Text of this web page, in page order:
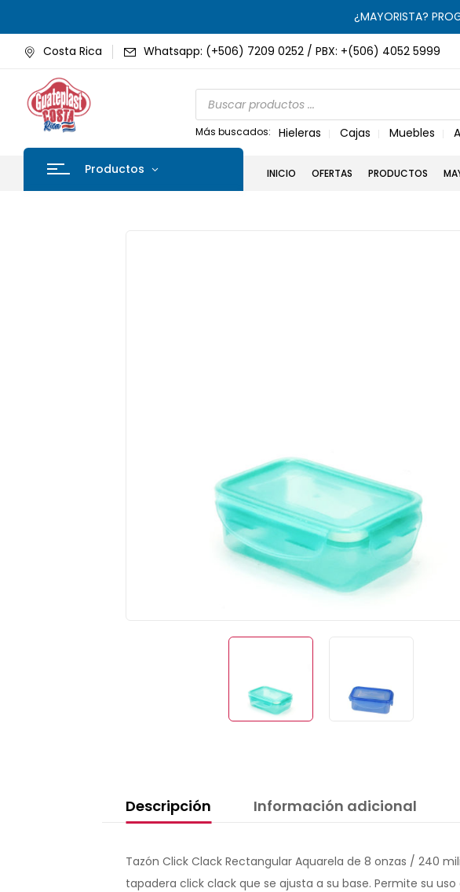
¿MAYORISTA?
Costa Rica Whatsapp: (+506) 7209 0252 / PBX: +(506) 4052 5999
Más buscados: Hieleras Cajas Muebles
Productos INICIO OFERTAS PRODUCTOS
Descripción Información adicional
Tazón Click Clack Rectangular Aquarela de 8 onzas / 240
tapadera click clack que se ajusta a su base. Permite su